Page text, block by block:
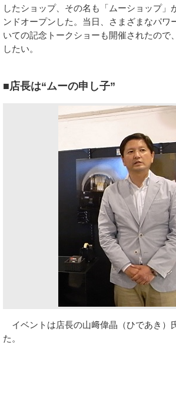
したショップ、その名も「ムーショップ」
ンドオープンした。当日、さまざまなパワ
いての記念トークショーも開催されたので
したい。
■店長は“ムーの申し子”
イベントは店長の山﨑偉晶（ひであき）
た。